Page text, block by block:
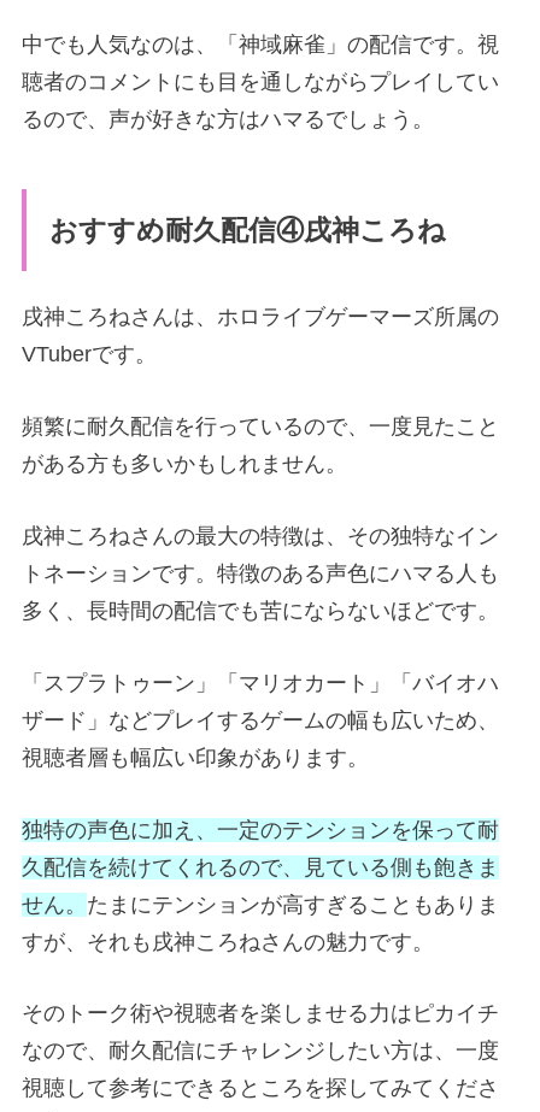
中でも人気なのは、「神域麻雀」の配信です。視
聴者のコメントにも目を通しながらプレイしてい
るので、声が好きな方はハマるでしょう。
おすすめ耐久配信④戌神ころね
戌神ころねさんは、ホロライブゲーマーズ所属の
VTuberです。
頻繁に耐久配信を行っているので、一度見たこと
がある方も多いかもしれません。
戌神ころねさんの最大の特徴は、その独特なイン
トネーションです。特徴のある声色にハマる人も
多く、長時間の配信でも苦にならないほどです。
「スプラトゥーン」「マリオカート」「バイオハ
ザード」などプレイするゲームの幅も広いため、
視聴者層も幅広い印象があります。
独特の声色に加え、一定のテンションを保って耐
久配信を続けてくれるので、見ている側も飽きま
せん。 たまにテンションが高すぎることもありま
すが、それも戌神ころねさんの魅力です。
そのトーク術や視聴者を楽しませる力はピカイチ
なので、耐久配信にチャレンジしたい方は、一度
視聴して参考にできるところを探してみてくださ